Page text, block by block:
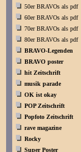
50er BRAVOs als pdf
60er BRAVOs als pdf
70er BRAVOs als pdf
80er BRAVOs als pdf
BRAVO-Legenden
BRAVO poster
hit Zeitschrift
musik parade
OK ist okay
POP Zeitschrift
Popfoto Zeitschrift
rave magazine
Rocky
Super Poster